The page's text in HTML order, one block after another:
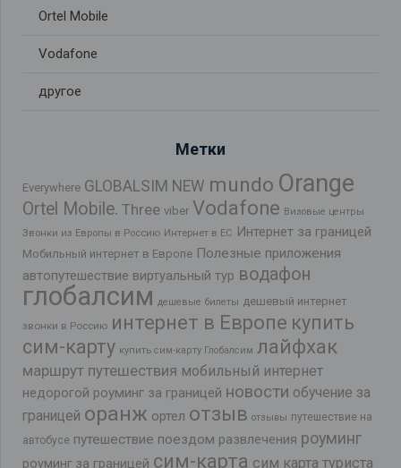
Ortel Mobile
Vodafone
другое
Метки
Everywhere GLOBALSIM NEW mundo Orange
Ortel Mobile. Three viber Vodafone Визовые центры
Звонки из Европы в Россию Интернет в ЕС Интернет за границей
Мобильный интернет в Европе Полезные приложения
автопутешествие виртуальный тур водафон
глобалсим дешевые билеты дешевый интернет
звонки в Россию интернет в Европе купить
сим-карту купить сим-карту Глобалсим лайфхак
маршрут путешествия мобильный интернет
недорогой роуминг за границей новости обучение за
границей оранж ортел отзыв отзывы путешествие на
автобусе путешествие поездом развлечения роуминг
роуминг за границей сим-карта сим карта туриста